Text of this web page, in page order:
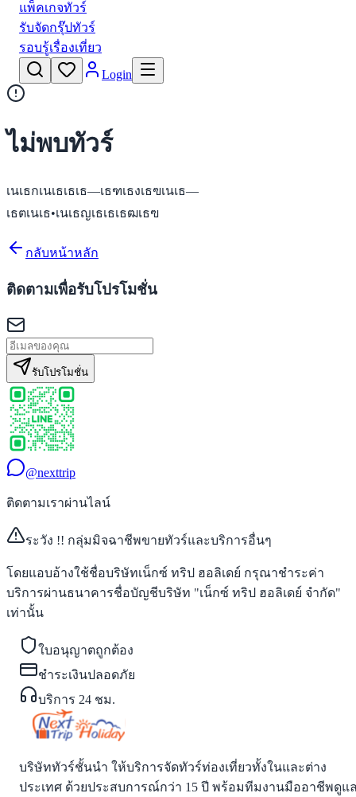
แพ็คเกจทัวร์
รับจัดกรุ๊ปทัวร์
รอบรู้เรื่องเที่ยว
Login
ไม่พบทัวร์
เนเธกเนเธเธเธ—เธฑเธงเธฃเนเธ—
เธตเนเธ•เนเธญเธเธเธฒเธฃ
กลับหน้าหลัก
ติดตามเพื่อรับโปรโมชั่น
รับโปรโมชั่น
@nexttrip
ติดตามเราผ่านไลน์
ระวัง !! กลุ่มมิจฉาชีพขายทัวร์และบริการอื่นๆ
โดยแอบอ้างใช้ชื่อบริษัทเน็กซ์ ทริป ฮอลิเดย์ กรุณาชำระค่า
บริการผ่านธนาคารชื่อบัญชีบริษัท "เน็กซ์ ทริป ฮอลิเดย์ จำกัด"
เท่านั้น
ใบอนุญาตถูกต้อง
ชำระเงินปลอดภัย
บริการ 24 ชม.
บริษัททัวร์ชั้นนำ ให้บริการจัดทัวร์ท่องเที่ยวทั้งในและต่าง
ประเทศ ด้วยประสบการณ์กว่า 15 ปี พร้อมทีมงานมืออาชีพดูแ